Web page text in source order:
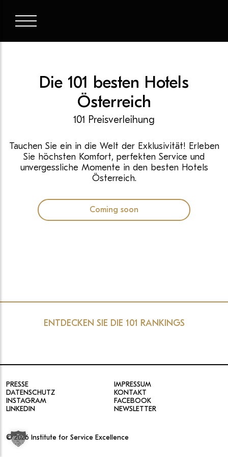
Die 101 besten Hotels
Österreich
101 Preisverleihung
Tauchen Sie ein in die Welt der Exklusivität! Erleben
Sie höchsten Komfort, perfekten Service und
unvergessliche Momente in den besten Hotels
Österreich.
Coming soon
ENTDECKEN SIE DIE 101 RANKINGS
© 2026 Institute for Service Excellence
PRESSE
IMPRESSUM
DATENSCHUTZ
KONTAKT
INSTAGRAM
FACEBOOK
LINKEDIN
NEWSLETTER